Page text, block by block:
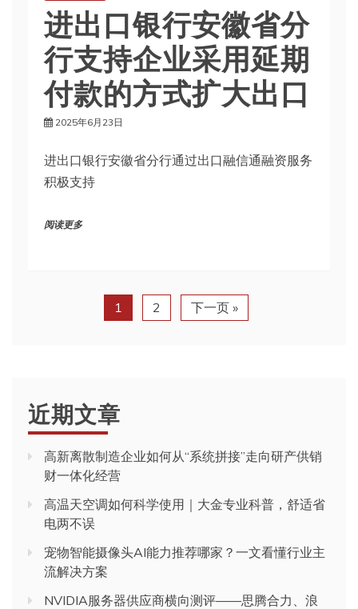
进出口银行安徽省分
行支持企业采用延期
付款的方式扩大出口
2025年6月23日
进出口银行安徽省分行通过出口融信通融资服务
积极支持
阅读更多
1 2 下一页 »
近期文章
高新离散制造企业如何从“系统拼接”走向研产供销
财一体化经营
高温天空调如何科学使用｜大金专业科普，舒适省
电两不误
宠物智能摄像头AI能力推荐哪家？一文看懂行业主
流解决方案
NVIDIA服务器供应商横向测评——思腾合力、浪